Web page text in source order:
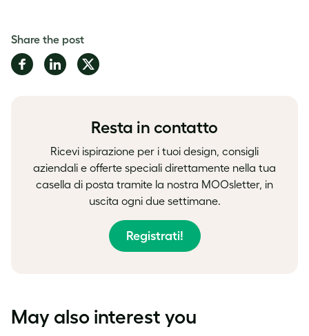
Share the post
Share Share Share
Resta in contatto
Ricevi ispirazione per i tuoi design, consigli
aziendali e offerte speciali direttamente nella tua
casella di posta tramite la nostra MOOsletter, in
uscita ogni due settimane.
Registrati!
May also interest you